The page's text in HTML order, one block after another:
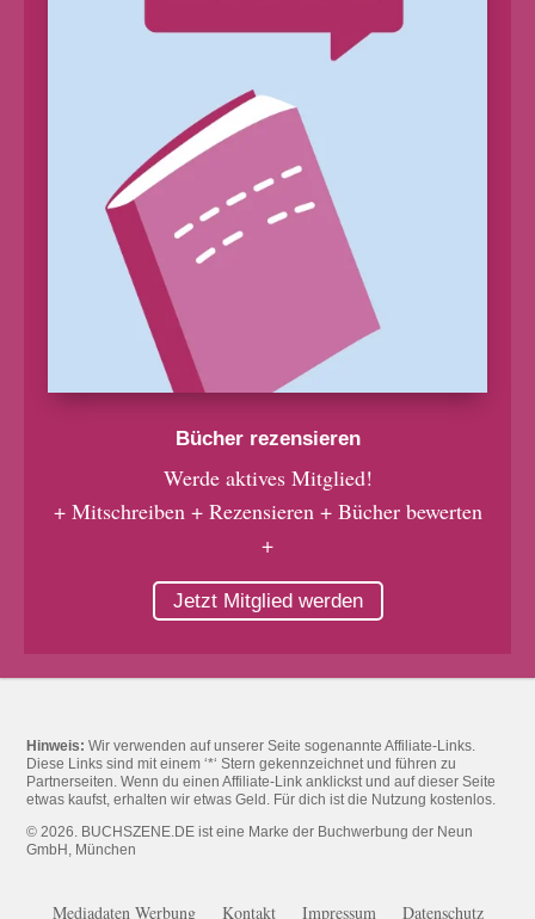
Bücher rezensieren
Werde aktives Mitglied!
+ Mitschreiben + Rezensieren + Bücher bewerten
+
Jetzt Mitglied werden
Hinweis: Wir verwenden auf unserer Seite sogenannte Affiliate-Links.
Diese Links sind mit einem ‘*‘ Stern gekennzeichnet und führen zu
Partnerseiten. Wenn du einen Affiliate-Link anklickst und auf dieser Seite
etwas kaufst, erhalten wir etwas Geld. Für dich ist die Nutzung kostenlos.
© 2026. BUCHSZENE.DE ist eine Marke der Buchwerbung der Neun
GmbH, München
Mediadaten Werbung Kontakt Impressum Datenschutz